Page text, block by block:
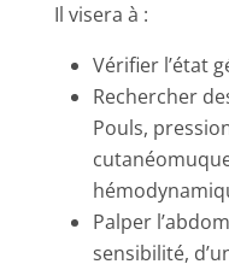
Il visera à :
Vérifier l’état
Rechercher
Pouls,
Palper
sensibilité,